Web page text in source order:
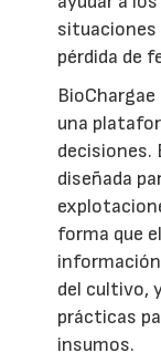
situaciones
pérdida de
una
decisiones.
diseñada
forma que
del cultivo,
prácticas
insumos.